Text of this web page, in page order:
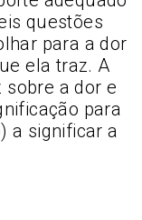
questões
para a dor
ela traz. A
a dor e
para
a significar a